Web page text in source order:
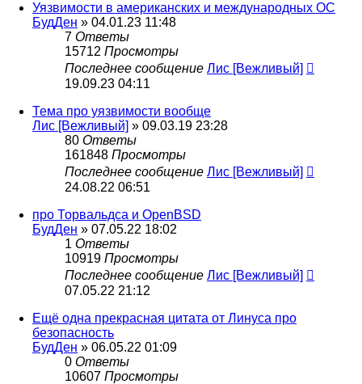
Уязвимости в американских и международных ОС
БудДен » 04.01.23 11:48
7 Ответы
15712 Просмотры
Последнее сообщение Лис [Вежливый]
19.09.23 04:11
Тема про уязвимости вообще
Лис [Вежливый] » 09.03.19 23:28
80 Ответы
161848 Просмотры
Последнее сообщение Лис [Вежливый]
24.08.22 06:51
про Торвальдса и OpenBSD
БудДен » 07.05.22 18:02
1 Ответы
10919 Просмотры
Последнее сообщение Лис [Вежливый]
07.05.22 21:12
Ещё одна прекрасная цитата от Линуса про
безопасность
БудДен » 06.05.22 01:09
0 Ответы
10607 Просмотры